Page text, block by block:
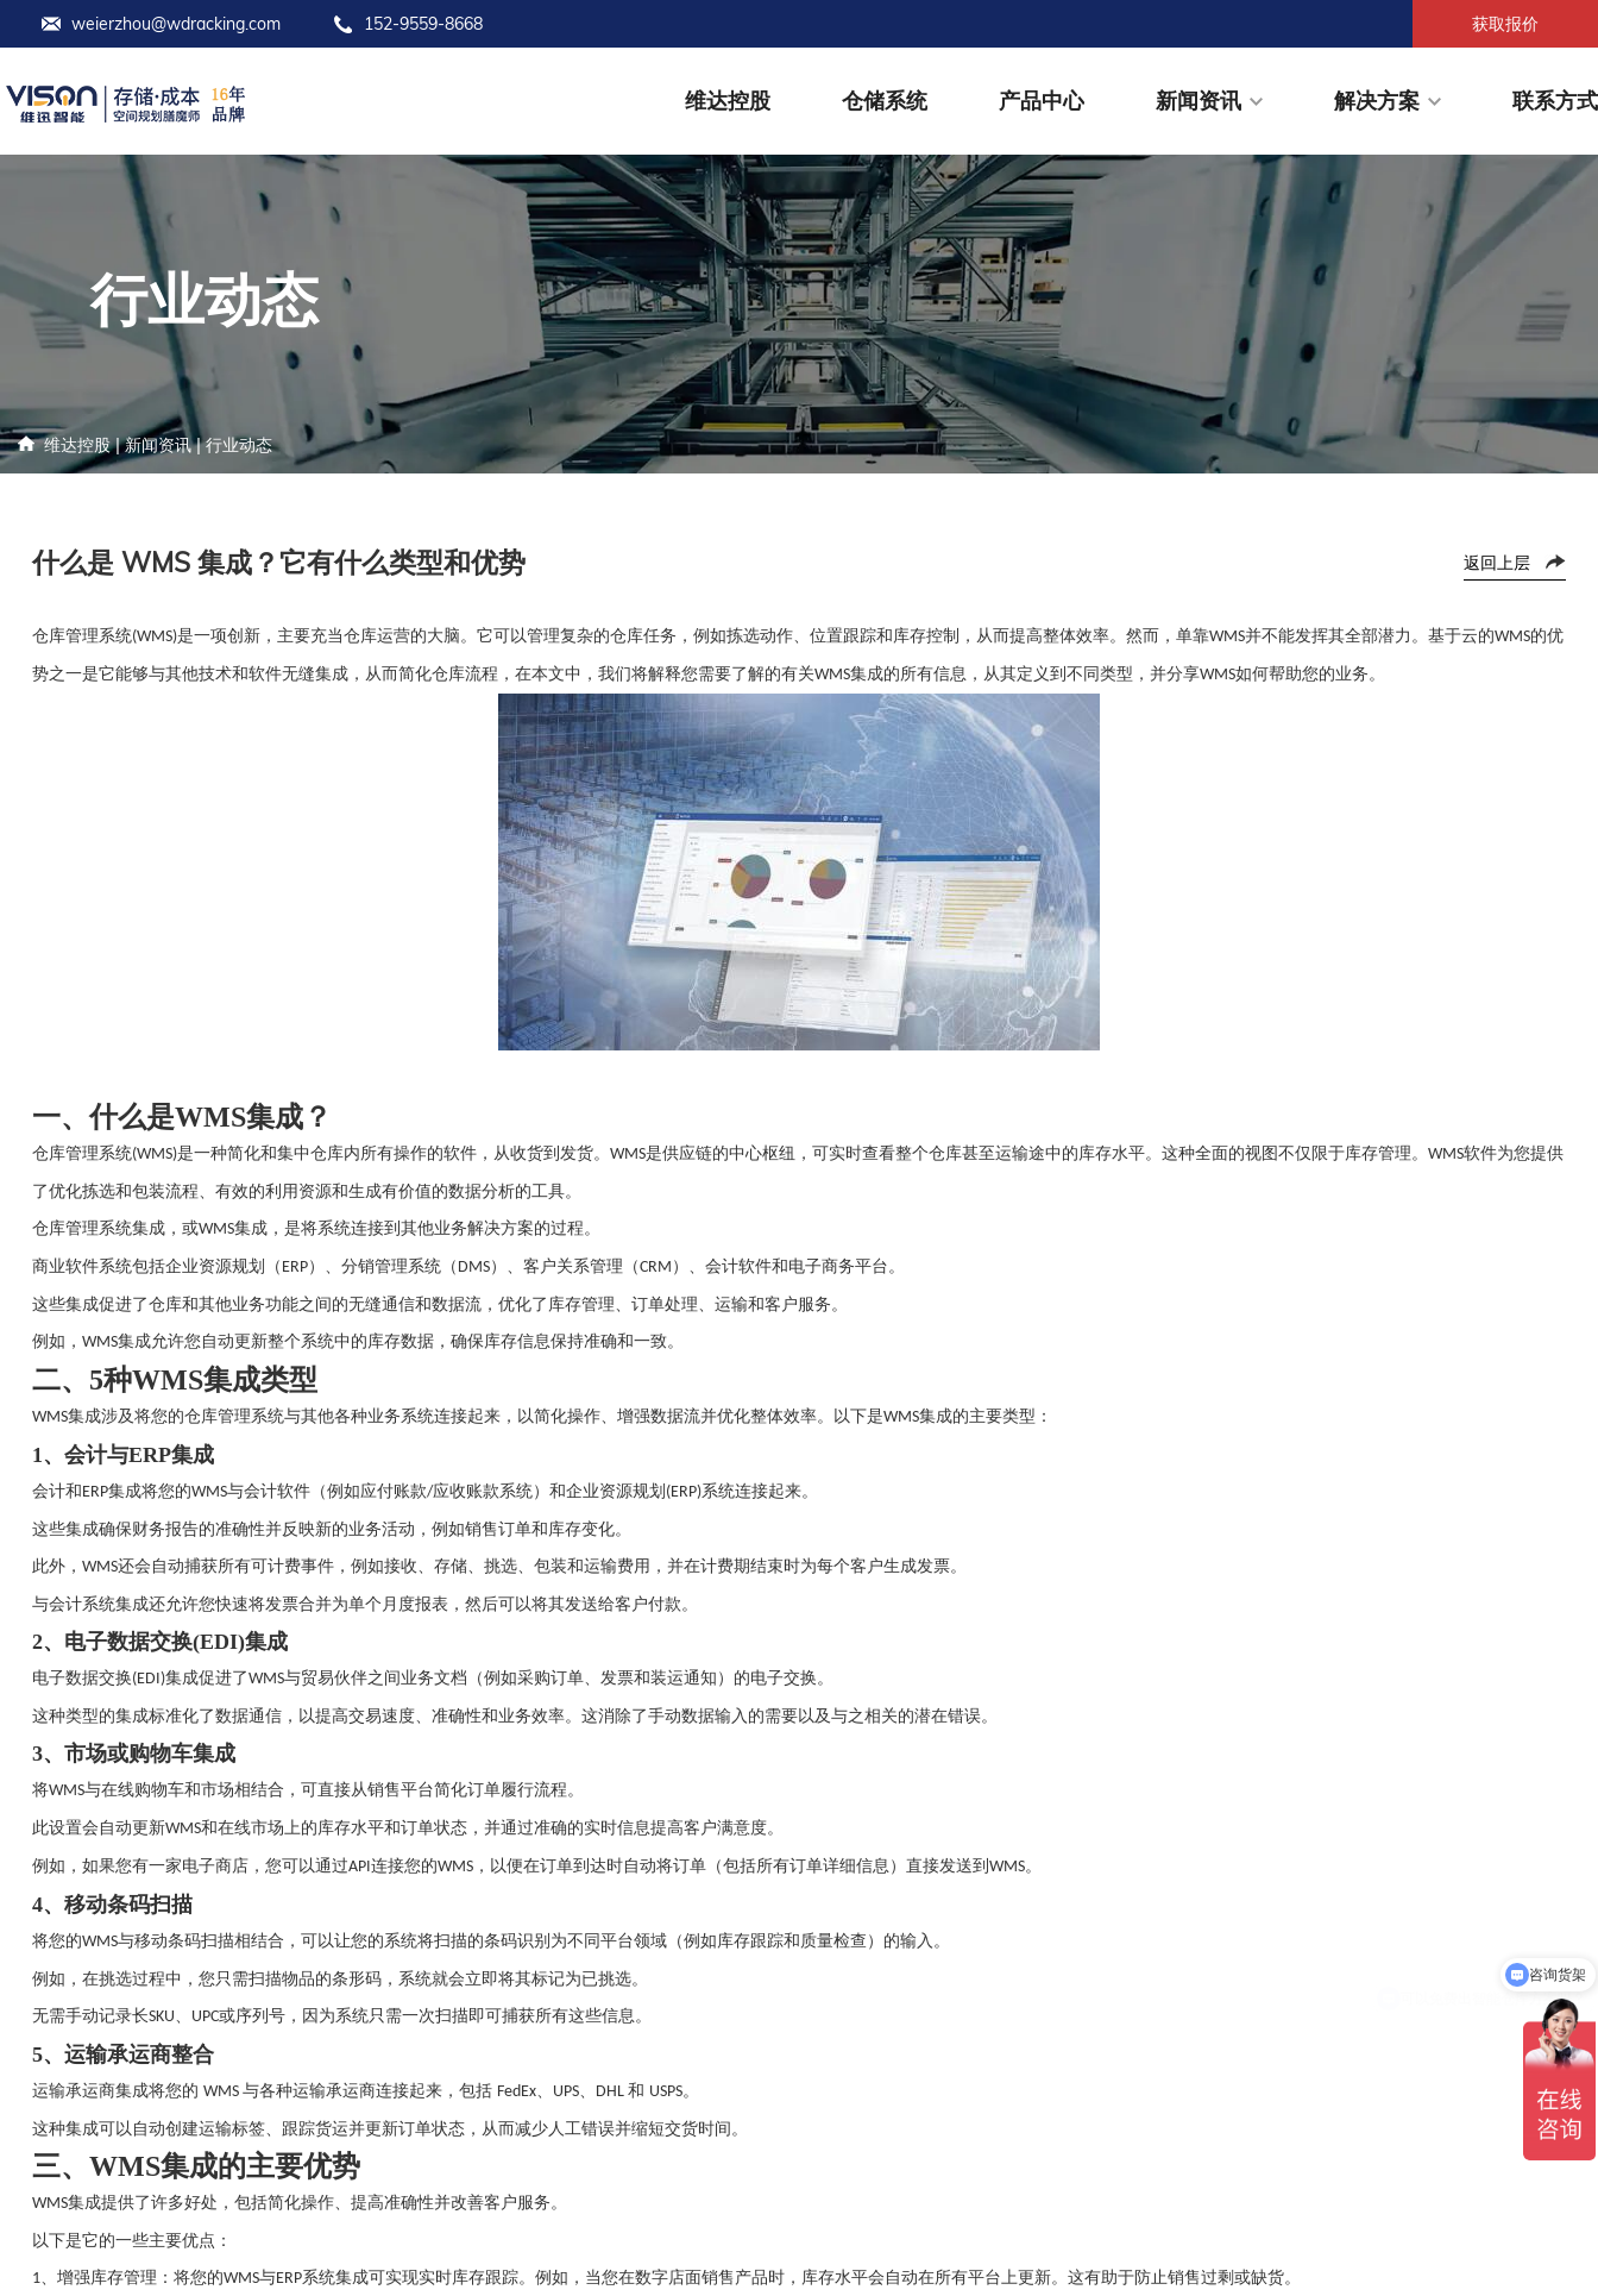
weierzhou@wdracking.com 152-9559-8668 获取报价
维达控股 仓储系统 产品中心 新闻资讯 解决方案 联系方式
行业动态
维达控股|新闻资讯|行业动态
什么是 WMS 集成？它有什么类型和优势 返回上层
仓库管理系统(WMS)是一项创新，主要充当仓库运营的大脑。它可以管理复杂的仓库任务，例如拣选动作、位置跟踪和库存控制，从而提高整体效率。然而，单靠WMS并不能发挥其全部潜力。基于云的WMS的优
势之一是它能够与其他技术和软件无缝集成，从而简化仓库流程，在本文中，我们将解释您需要了解的有关WMS集成的所有信息，从其定义到不同类型，并分享WMS如何帮助您的业务。
一、什么是WMS集成？
仓库管理系统(WMS)是一种简化和集中仓库内所有操作的软件，从收货到发货。 WMS是供应链的中心枢纽，可实时查看整个仓库甚至运输途中的库存水平。这种全面的视图不仅限于库存管理。 WMS软件为您提供
了优化拣选和包装流程、有效的利用资源和生成有价值的数据分析的工具。
仓库管理系统集成，或WMS集成，是将系统连接到其他业务解决方案的过程。
商业软件系统包括企业资源规划（ ERP）、分销管理系统（ DMS）、客户关系管理（CRM ）、会计软件和电子商务平台。
这些集成促进了仓库和其他业务功能之间的无缝通信和数据流，优化了库存管理、订单处理、运输和客户服务。
例如， WMS集成允许您自动更新整个系统中的库存数据，确保库存信息保持准确和一致。
二、 5种WMS集成类型
WMS集成涉及将您的仓库管理系统与其他各种业务系统连接起来，以简化操作、增强数据流并优化整体效率。以下是WMS集成的主要类型：
1、 会计与ERP集成
会计和 ERP集成将您的WMS与会计软件（例如应付账款/应收账款系统）和企业资源规划 (ERP)系统连接起来。
这些集成确保财务报告的准确性并反映新的业务活动，例如销售订单和库存变化。
此外， WMS还会自动捕获所有可计费事件，例如接收、存储、挑选、包装和运输费用，并在计费期结束时为每个客户生成发票。
与会计系统集成还允许您快速将发票合并为单个月度报表，然后可以将其发送给客户付款。
2、 电子数据交换(EDI)集成
电子数据交换(EDI)集成促进了WMS与贸易伙伴之间业务文档（例如采购订单、发票和装运通知）的电子交换。
这种类型的集成标准化了数据通信，以提高交易速度、准确性和业务效率。这消除了手动数据输入的需要以及与之相关的潜在错误。
3、 市场或购物车集成
将WMS与在线购物车和市场相结合，可直接从销售平台简化订单履行流程。
此设置会自动更新WMS和在线市场上的库存水平和订单状态，并通过准确的实时信息提高客户满意度。
例如，如果您有一家电子商店，您可以通过API 连接您的WMS，以便在订单到达时自动将订单（包括所有订单详细信息）直接发送到 WMS。
4、 移动条码扫描
将您的WMS与移动条码扫描相结合，可以让您的系统将扫描的条码识别为不同平台领域（例如库存跟踪和质量检查）的输入。
例如，在挑选过程中，您只需扫描物品的条形码，系统就会立即将其标记为已挑选。
无需手动记录长SKU UPC或序列号，因为系统只需一次扫描即可捕获所有这些信息。
5、 运输承运商整合
运输承运商集成将您的 WMS 与各种运输承运商连接起来，包括 FedEx、 UPS、 DHL 和 USPS。
这种集成可以自动创建运输标签、跟踪货运并更新订单状态，从而减少人工错误并缩短交货时间。
三、 WMS集成的主要优势
WMS集成提供了许多好处，包括简化操作、提高准确性并改善客户服务。
以下是它的一些主要优点：
1 增强库存管理：将您的WMS与ERP系统集成可实现实时库存跟踪。例如，当您在数字店面销售产品时，库存水平会自动在所有平台上更新。这有助于防止销售过剩或缺货。
可以免费出智能仓库方案吗？